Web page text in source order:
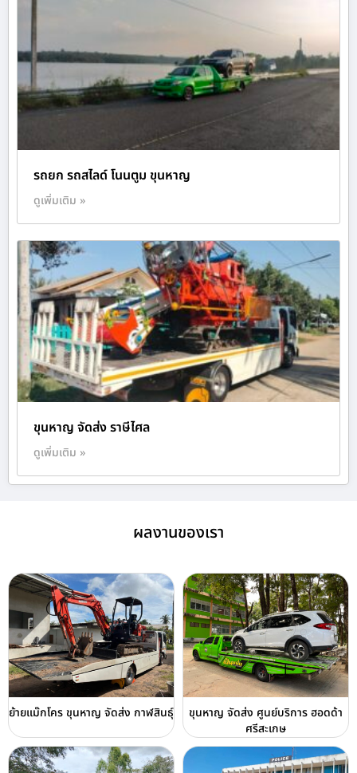
รถยก รถสไลด์ โนนตูม ขุนหาญ
ดูเพิ่มเติม »
ขุนหาญ จัดส่ง ราษีไศล
ดูเพิ่มเติม »
ผลงานของเรา
ย้ายแม๊กโคร ขุนหาญ จัดส่ง กาฬสินธุ์
ขุนหาญ จัดส่ง ศูนย์บริการ ฮอดด้า
ศรีสะเกษ